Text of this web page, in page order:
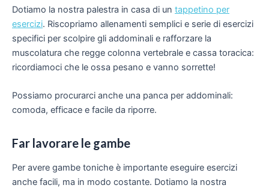
Dotiamo la nostra palestra in casa di un tappetino per
esercizi. Riscopriamo allenamenti semplici e serie di esercizi
specifici per scolpire gli addominali e rafforzare la
muscolatura che regge colonna vertebrale e cassa toracica:
ricordiamoci che le ossa pesano e vanno sorrette!
Possiamo procurarci anche una panca per addominali:
comoda, efficace e facile da riporre.
Far lavorare le gambe
Per avere gambe toniche è importante eseguire esercizi
anche facili, ma in modo costante. Dotiamo la nostra